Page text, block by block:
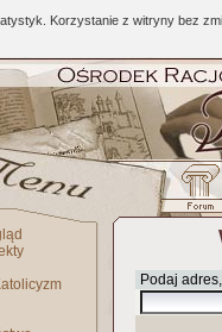
Korzystanie z witryny bez
Podaj